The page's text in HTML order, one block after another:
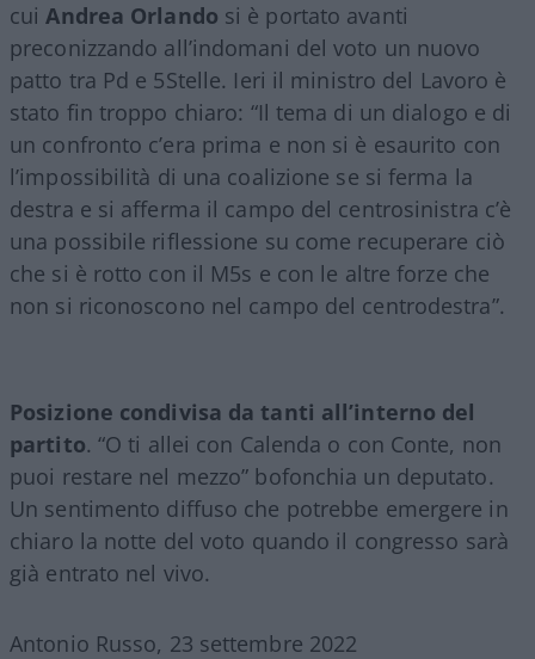
cuiAndrea Orlando si è portato avanti
preconizzando all’indomani del voto un nuovo
patto tra Pd e 5Stelle. Ieri il ministro del Lavoro è
stato fin troppo chiaro: “Il tema di un dialogo e di
un confronto c’era prima e non si è esaurito con
l’impossibilità di una coalizione se si ferma la
destra e si afferma il campo del centrosinistra c’è
una possibile riflessione su come recuperare ciò
che si è rotto con il M5s e con le altre forze che
non si riconoscono nel campo del centrodestra”.
Posizione condivisa da tanti all’interno del
partito. “O ti allei con Calenda o con Conte, non
puoi restare nel mezzo” bofonchia un deputato.
Un sentimento diffuso che potrebbe emergere in
chiaro la notte del voto quando il congresso sarà
già entrato nel vivo.
Antonio Russo, 23 settembre 2022